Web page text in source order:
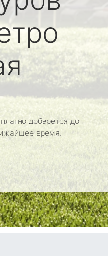
доберется до
время.